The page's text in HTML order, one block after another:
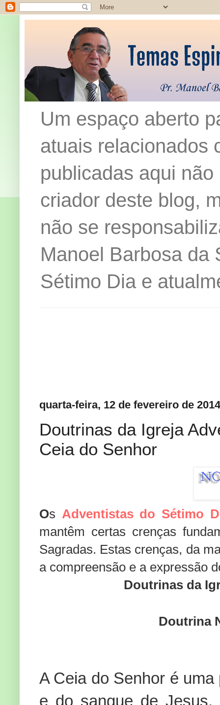
Um espaço aberto
atuais relacionados
publicadas aqui
criador deste blog,
não se
Manoel Barbosa da
Sétimo Dia e
quarta-feira, 12 de fevereiro de 2014
Doutrinas da Igreja
Ceia do Senhor
Os Adventistas do Sétimo
mantêm certas crenças
Sagradas. Estas crenças, da
a compreensão e a expressão
Doutrinas da
Doutrina
A Ceia do Senhor é
e do sangue de